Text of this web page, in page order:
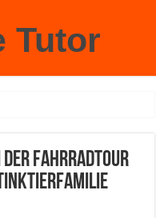
der Fahrradtour